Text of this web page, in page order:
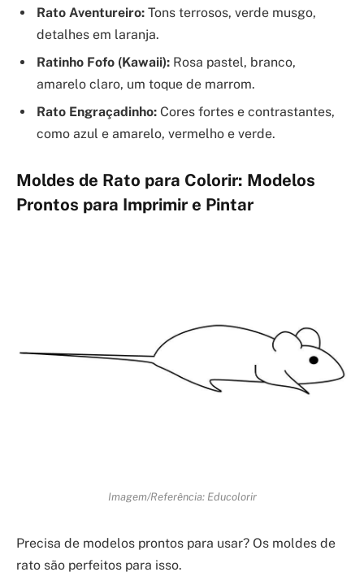
Rato Aventureiro: Tons terrosos, verde musgo,
detalhes em laranja.
Ratinho Fofo (Kawaii): Rosa pastel, branco,
amarelo claro, um toque de marrom.
Rato Engraçadinho: Cores fortes e contrastantes,
como azul e amarelo, vermelho e verde.
Moldes de Rato para Colorir: Modelos
Prontos para Imprimir e Pintar
Imagem/Referência: Educolorir
Precisa de modelos prontos para usar? Os moldes de
rato são perfeitos para isso.